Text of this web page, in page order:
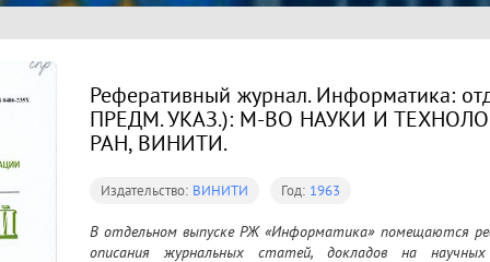
Реферативный журнал. Информатика:
ПРЕДМ. УКАЗ.): М-ВО НАУКИ И
РАН, ВИНИТИ.
Издательство: ВИНИТИ Год: 1963
В отдельном выпуске РЖ «Информатика» помещаются
описания журнальных статей, докладов на научных